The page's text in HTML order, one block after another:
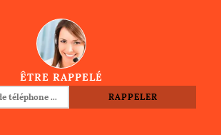
ÊTRE RAPPELÉ